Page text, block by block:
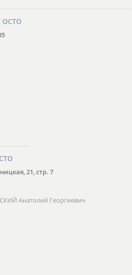
ОСТО
21, стр. 7
Анатолий Георгиевич